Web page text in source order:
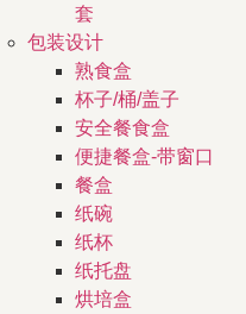
套
包装设计
熟食盒
杯子/桶/盖子
安全餐食盒
便捷餐盒-带窗口
餐盒
纸碗
纸杯
纸托盘
烘培盒